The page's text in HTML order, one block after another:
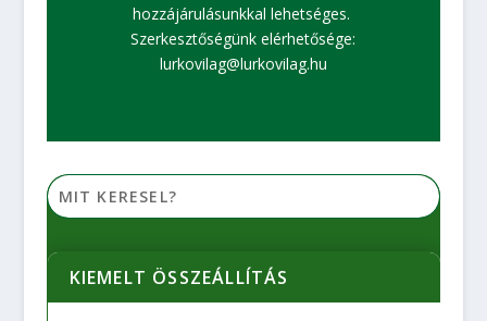
hozzájárulásunkkal lehetséges.
Szerkesztőségünk elérhetősége:
lurkovilag@lurkovilag.hu
KIEMELT ÖSSZEÁLLÍTÁS